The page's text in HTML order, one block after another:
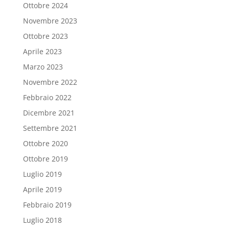
Ottobre 2024
Novembre 2023
Ottobre 2023
Aprile 2023
Marzo 2023
Novembre 2022
Febbraio 2022
Dicembre 2021
Settembre 2021
Ottobre 2020
Ottobre 2019
Luglio 2019
Aprile 2019
Febbraio 2019
Luglio 2018